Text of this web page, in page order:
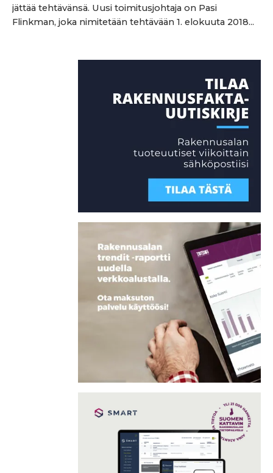
jättää tehtävänsä. Uusi toimitusjohtaja on Pasi
Flinkman, joka nimitetään tehtävään 1. elokuuta 2018...